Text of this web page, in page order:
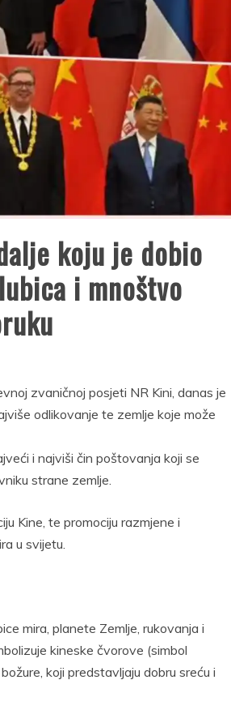
koju je dobio
i mnoštvo
zvaničnoj posjeti NR Kini, danas je
odlikovanje te zemlje koje može
i najviši čin poštovanja koji se
strane zemlje.
Kine, te promociju razmjene i
u svijetu.
mira, planete Zemlje, rukovanja i
kineske čvorove (simbol
koji predstavljaju dobru sreću i